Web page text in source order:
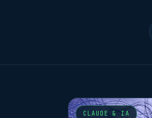
CLAUDE & IA